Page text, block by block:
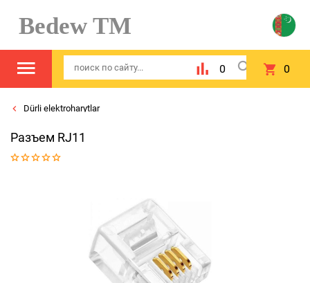
Bedew TM
0 0
Dürli elektroharytlar
Разъем RJ11